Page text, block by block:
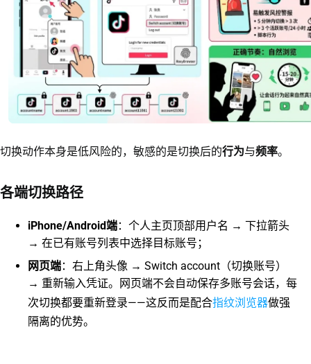
切换动作本身是低风险的，敏感的是切换后的行为与频率。
各端切换路径
iPhone/Android端：个人主页顶部用户名 → 下拉箭头
→ 在已有账号列表中选择目标账号；
网页端：右上角头像 → Switch account（切换账号）
→ 重新输入凭证。网页端不会自动保存多账号会话，每
次切换都要重新登录——这反而是配合指纹浏览器做强
隔离的优势。